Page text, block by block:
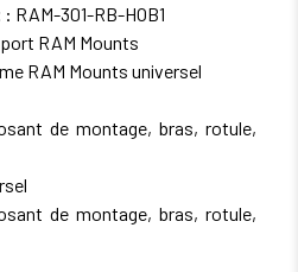
: RAM-301-RB-HOB1
RAM Mounts
RAM Mounts universel
de montage, bras, rotule,
de montage, bras, rotule,